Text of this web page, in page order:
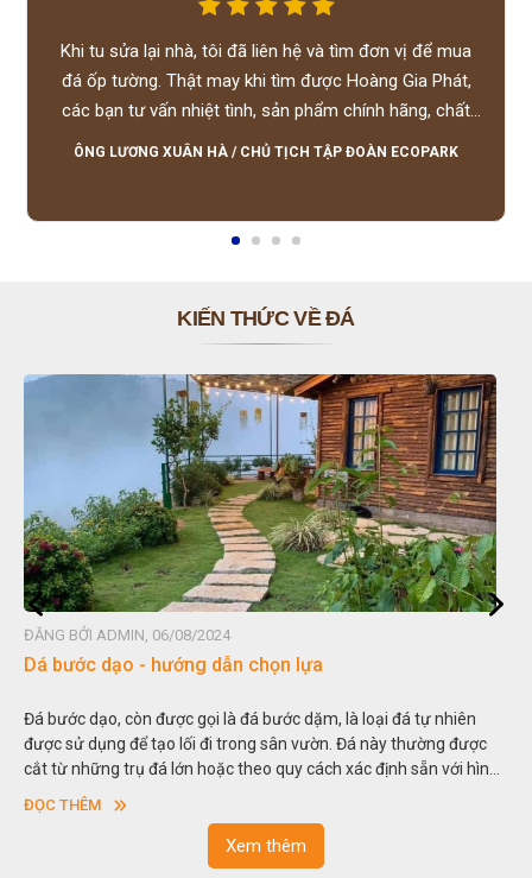
Khi tu sửa lại nhà, tôi đã liên hệ và tìm đơn vị để mua
đá ốp tường. Thật may khi tìm được Hoàng Gia Phát,
các bạn tư vấn nhiệt tình, sản phẩm chính hãng, chất
lượng tốt, giá hợp lý, hỗ trợ tận tình.
ÔNG LƯƠNG XUÂN HÀ / CHỦ TỊCH TẬP ĐOÀN ECOPARK
KIẾN THỨC VỀ ĐÁ
loại đá tự nhiên
này thường được
định sẵn với hình
ĐĂNG BỞI ADMIN, 06/08/2024
Đá non bộ - cách lựa chọn non bộ đẹp
Hòn non bộ được biết đến là một nghệ thuật
thu nhỏ, đưa mô hình những ngọn núi to lớn
trong các vườn cảnh. Hay nói một cách khác,
Xem thêm